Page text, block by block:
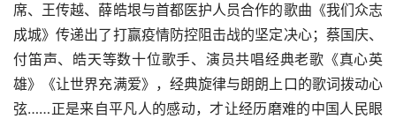
席、王传越、薛皓垠与首都医护人员合作的歌曲《我们众志
成城》传递出了打赢疫情防控阻击战的坚定决心；蔡国庆、
付笛声、皓天等数十位歌手、演员共唱经典老歌《真心英
雄》《让世界充满爱》，经典旋律与朗朗上口的歌词拨动心
弦……正是来自平凡人的感动，才让经历磨难的中国人民眼